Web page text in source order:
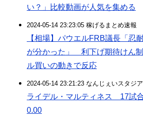
い？」比較動画が人気を集める
2024-05-14 23:23:05 稼げるまとめ速報
【相場】パウエルFRB議長「忍
が分かった」 利下げ期待けん
ル買いの動きで反応
2024-05-14 23:21:23 なんじぇいスタジ
ライデル・マルティネス 17試
0.00